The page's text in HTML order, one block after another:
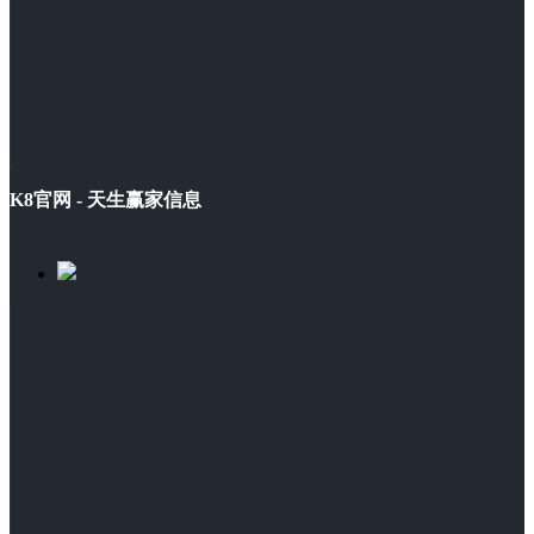
K8官网 - 天生赢家信息